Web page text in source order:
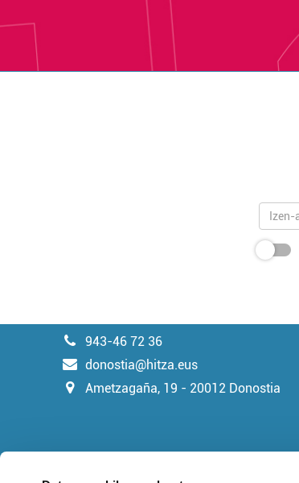
943-46 72 36
donostia@hitza.eus
Ametzagaña, 19 - 20012 Donostia